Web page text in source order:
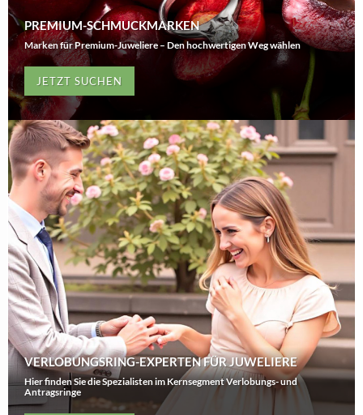
PREMIUM-SCHMUCKMARKEN
Marken für Premium-Juweliere – Den hochwertigen Weg wählen
JETZT SUCHEN
VERLOBUNGSRING-EXPERTEN FÜR JUWELIERE
Hier finden Sie die Spezialisten im Kernsegment Verlobungs- und
Antragsringe